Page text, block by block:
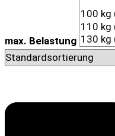
max. Belastung